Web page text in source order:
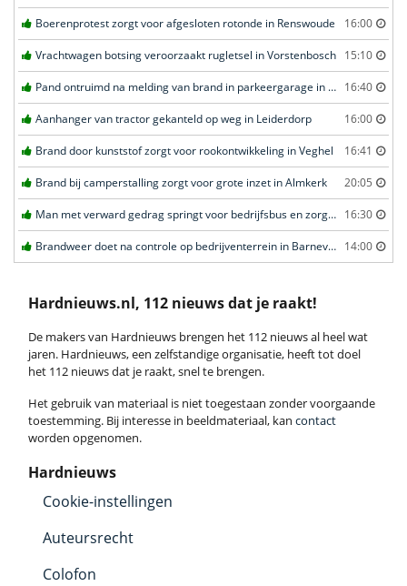
Boerenprotest zorgt voor afgesloten rotonde in Renswoude 16:00
Vrachtwagen botsing veroorzaakt rugletsel in Vorstenbosch 15:10
Pand ontruimd na melding van brand in parkeergarage in Leeuwarden 16:40
Aanhanger van tractor gekanteld op weg in Leiderdorp 16:00
Brand door kunststof zorgt voor rookontwikkeling in Veghel 16:41
Brand bij camperstalling zorgt voor grote inzet in Almkerk 20:05
Man met verward gedrag springt voor bedrijfsbus en zorgt voor opschudding in Veghel 16:30
Brandweer doet na controle op bedrijventerrein in Barneveld 14:00
Hardnieuws.nl, 112 nieuws dat je raakt!
De makers van Hardnieuws brengen het 112 nieuws al heel wat
jaren. Hardnieuws, een zelfstandige organisatie, heeft tot doel
het 112 nieuws dat je raakt, snel te brengen.
Het gebruik van materiaal is niet toegestaan zonder voorgaande
toestemming. Bij interesse in beeldmateriaal, kan contact
worden opgenomen.
Hardnieuws
Cookie-instellingen
Auteursrecht
Colofon